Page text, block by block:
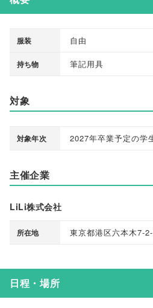
服装 自由
持ち物 筆記用具
対象
対象年次 2027年卒業予定の学
主催企業
LiLi株式会社
所在地 東京都港区六本木7-
日程・場所